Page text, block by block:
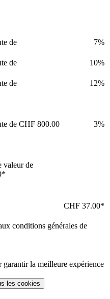
de
7%
de
10%
de
12%
de CHF 800.00 3%
valeur de
CHF 37.00*
conditions générales de
la meilleure expérience
les cookies